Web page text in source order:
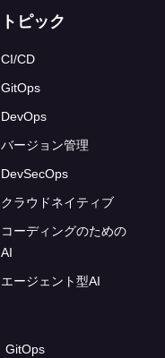
トピック
CI/CD
GitOps
DevOps
バージョン管理
DevSecOps
クラウドネイティブ
コーディングのための
AI
エージェント型AI
GitOps